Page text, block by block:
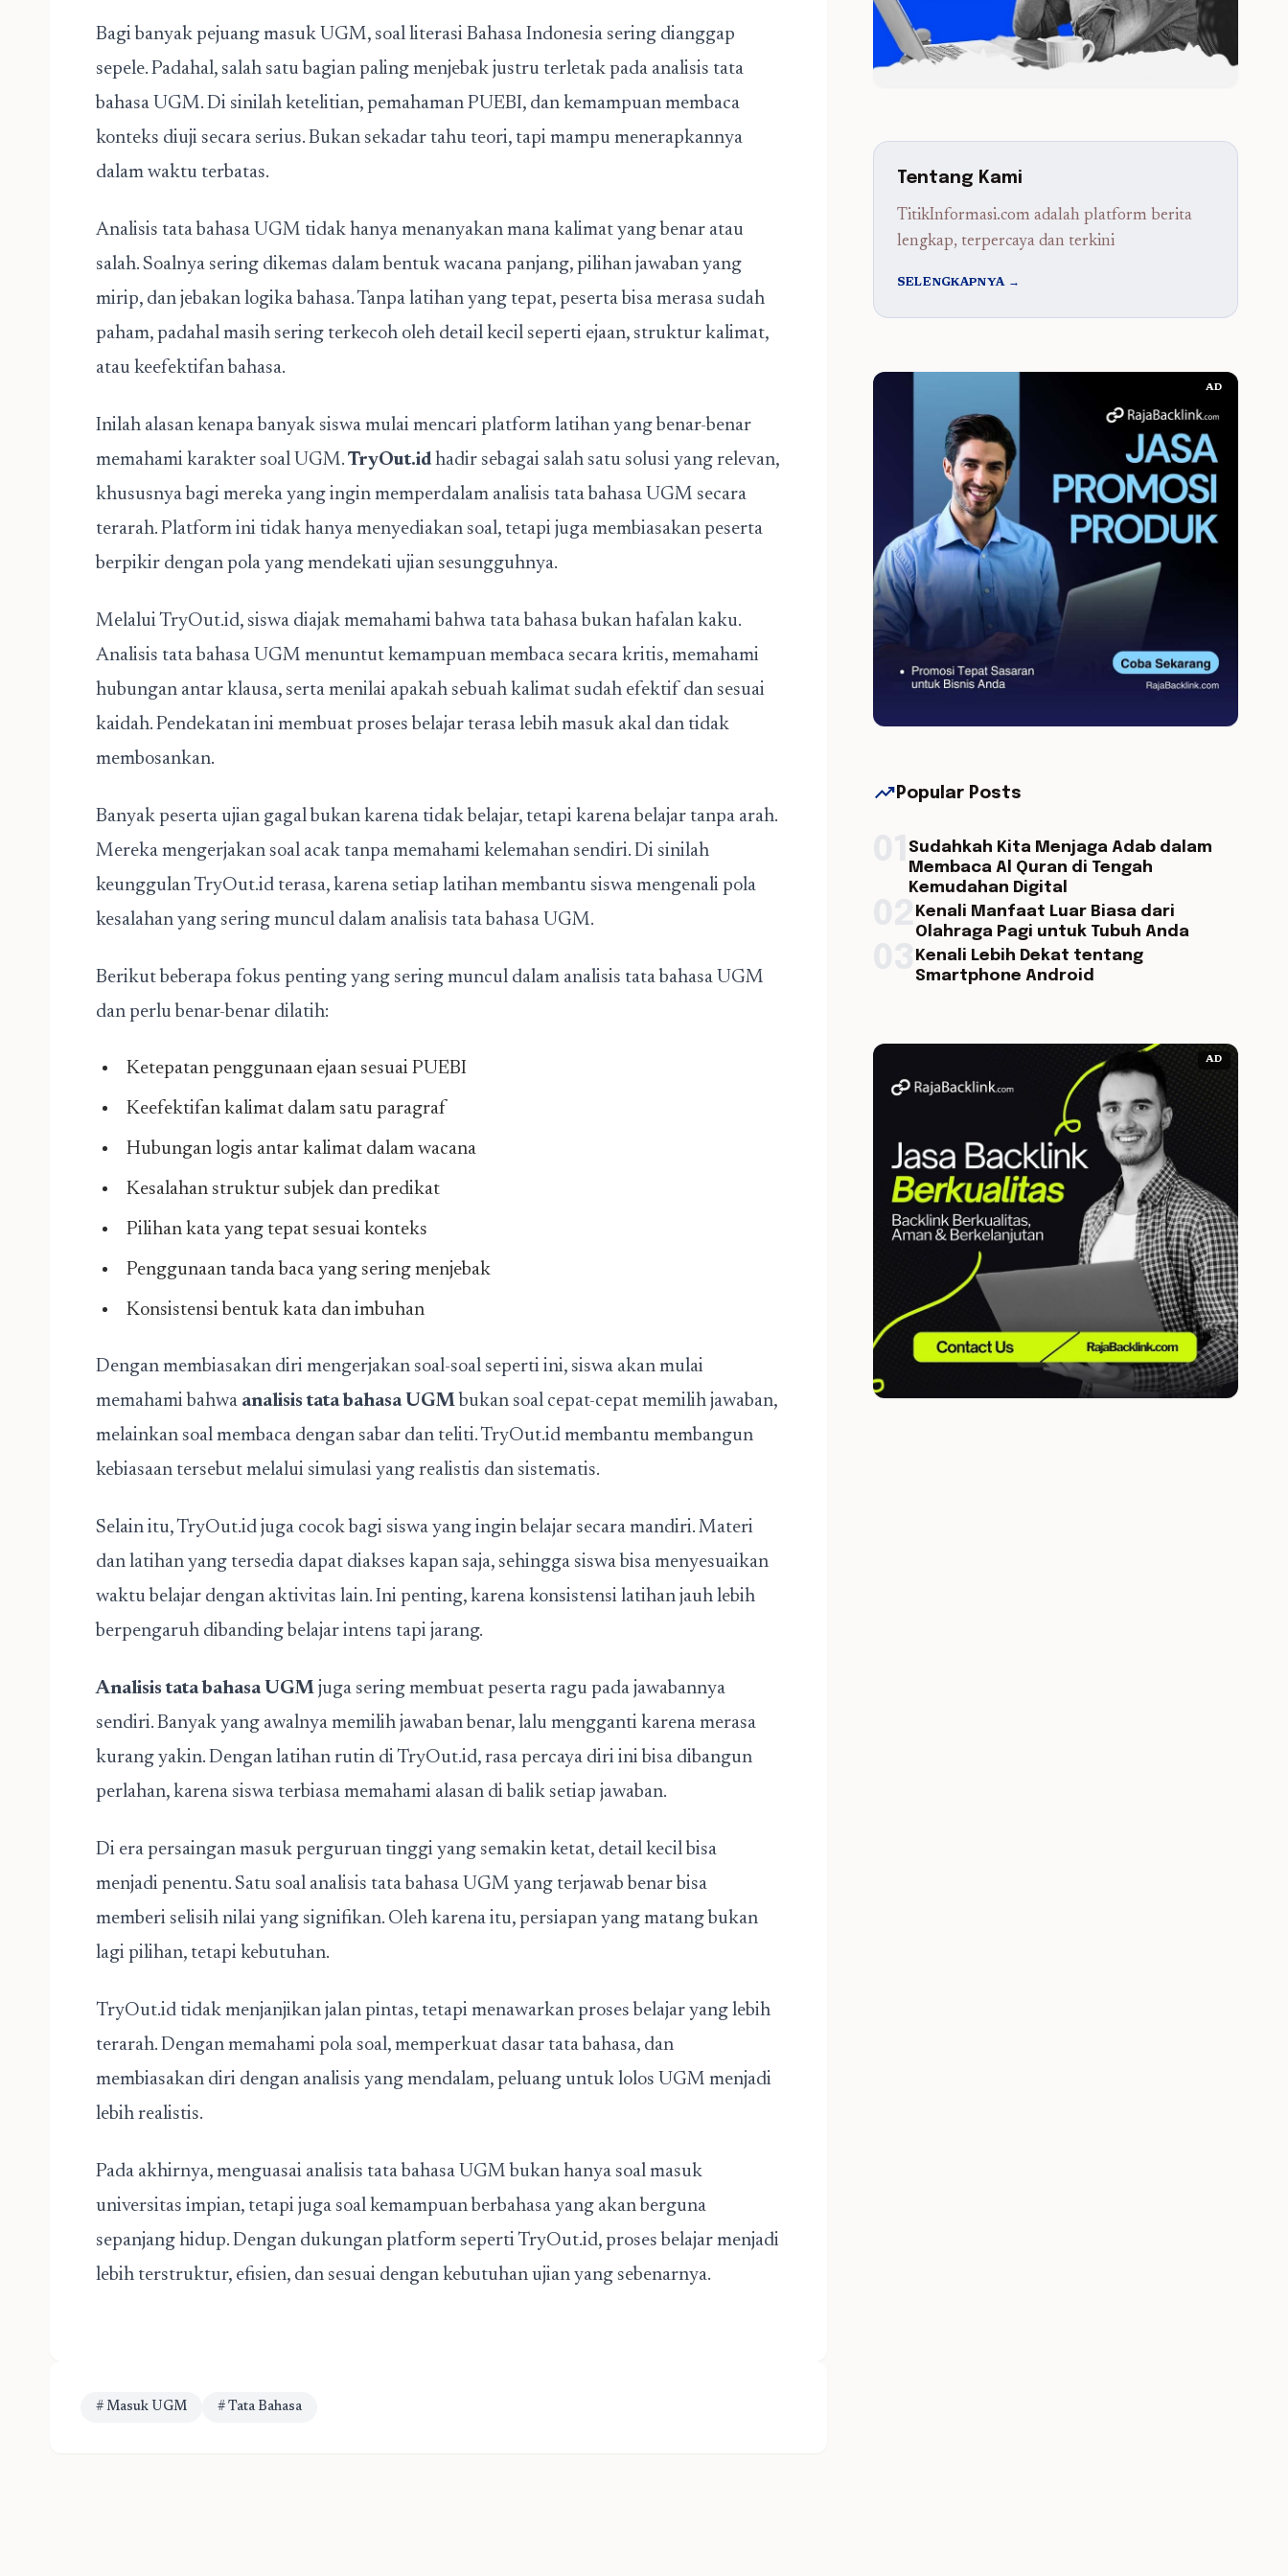
Bagi banyak pejuang masuk UGM, soal literasi Bahasa Indonesia sering dianggap
sepele. Padahal, salah satu bagian paling menjebak justru terletak pada analisis tata
bahasa UGM. Di sinilah ketelitian, pemahaman PUEBI, dan kemampuan membaca
konteks diuji secara serius. Bukan sekadar tahu teori, tapi mampu menerapkannya
dalam waktu terbatas.
Analisis tata bahasa UGM tidak hanya menanyakan mana kalimat yang benar atau
salah. Soalnya sering dikemas dalam bentuk wacana panjang, pilihan jawaban yang
mirip, dan jebakan logika bahasa. Tanpa latihan yang tepat, peserta bisa merasa sudah
paham, padahal masih sering terkecoh oleh detail kecil seperti ejaan, struktur kalimat,
atau keefektifan bahasa.
Inilah alasan kenapa banyak siswa mulai mencari platform latihan yang benar-benar
memahami karakter soal UGM. TryOut.id hadir sebagai salah satu solusi yang relevan,
khususnya bagi mereka yang ingin memperdalam analisis tata bahasa UGM secara
terarah. Platform ini tidak hanya menyediakan soal, tetapi juga membiasakan peserta
berpikir dengan pola yang mendekati ujian sesungguhnya.
Melalui TryOut.id, siswa diajak memahami bahwa tata bahasa bukan hafalan kaku.
Analisis tata bahasa UGM menuntut kemampuan membaca secara kritis, memahami
hubungan antar klausa, serta menilai apakah sebuah kalimat sudah efektif dan sesuai
kaidah. Pendekatan ini membuat proses belajar terasa lebih masuk akal dan tidak
membosankan.
Banyak peserta ujian gagal bukan karena tidak belajar, tetapi karena belajar tanpa arah.
Mereka mengerjakan soal acak tanpa memahami kelemahan sendiri. Di sinilah
keunggulan TryOut.id terasa, karena setiap latihan membantu siswa mengenali pola
kesalahan yang sering muncul dalam analisis tata bahasa UGM.
Berikut beberapa fokus penting yang sering muncul dalam analisis tata bahasa UGM
dan perlu benar-benar dilatih:
Ketepatan penggunaan ejaan sesuai PUEBI
Keefektifan kalimat dalam satu paragraf
Hubungan logis antar kalimat dalam wacana
Kesalahan struktur subjek dan predikat
Pilihan kata yang tepat sesuai konteks
Penggunaan tanda baca yang sering menjebak
Konsistensi bentuk kata dan imbuhan
Dengan membiasakan diri mengerjakan soal-soal seperti ini, siswa akan mulai
memahami bahwa analisis tata bahasa UGM bukan soal cepat-cepat memilih jawaban,
melainkan soal membaca dengan sabar dan teliti. TryOut.id membantu membangun
kebiasaan tersebut melalui simulasi yang realistis dan sistematis.
Selain itu, TryOut.id juga cocok bagi siswa yang ingin belajar secara mandiri. Materi
dan latihan yang tersedia dapat diakses kapan saja, sehingga siswa bisa menyesuaikan
waktu belajar dengan aktivitas lain. Ini penting, karena konsistensi latihan jauh lebih
berpengaruh dibanding belajar intens tapi jarang.
Analisis tata bahasa UGM juga sering membuat peserta ragu pada jawabannya
sendiri. Banyak yang awalnya memilih jawaban benar, lalu mengganti karena merasa
kurang yakin. Dengan latihan rutin di TryOut.id, rasa percaya diri ini bisa dibangun
perlahan, karena siswa terbiasa memahami alasan di balik setiap jawaban.
Di era persaingan masuk perguruan tinggi yang semakin ketat, detail kecil bisa
menjadi penentu. Satu soal analisis tata bahasa UGM yang terjawab benar bisa
memberi selisih nilai yang signifikan. Oleh karena itu, persiapan yang matang bukan
lagi pilihan, tetapi kebutuhan.
TryOut.id tidak menjanjikan jalan pintas, tetapi menawarkan proses belajar yang lebih
terarah. Dengan memahami pola soal, memperkuat dasar tata bahasa, dan
membiasakan diri dengan analisis yang mendalam, peluang untuk lolos UGM menjadi
lebih realistis.
Pada akhirnya, menguasai analisis tata bahasa UGM bukan hanya soal masuk
universitas impian, tetapi juga soal kemampuan berbahasa yang akan berguna
sepanjang hidup. Dengan dukungan platform seperti TryOut.id, proses belajar menjadi
lebih terstruktur, efisien, dan sesuai dengan kebutuhan ujian yang sebenarnya.
# Masuk UGM # Tata Bahasa
Tentang Kami
TitikInformasi.com adalah platform berita
lengkap, terpercaya dan terkini
SELENGKAPNYA →
AD
trending_up Popular Posts
Sudahkah Kita Menjaga Adab dalam
Membaca Al Quran di Tengah
Kemudahan Digital
Kenali Manfaat Luar Biasa dari
Olahraga Pagi untuk Tubuh Anda
Kenali Lebih Dekat tentang
Smartphone Android
AD